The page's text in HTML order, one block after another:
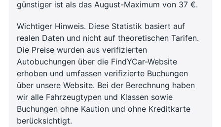
günstiger ist als das August-Maximum von 37 €.
Wichtiger Hinweis. Diese Statistik basiert auf
realen Daten und nicht auf theoretischen Tarifen.
Die Preise wurden aus verifizierten
Autobuchungen über die FindYCar-Website
erhoben und umfassen verifizierte Buchungen
über unsere Website. Bei der Berechnung haben
wir alle Fahrzeugtypen und Klassen sowie
Buchungen ohne Kaution und ohne Kreditkarte
berücksichtigt.